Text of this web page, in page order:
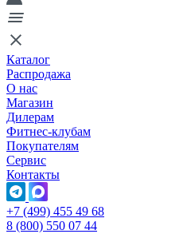
Каталог
Распродажа
О нас
Магазин
Дилерам
Фитнес-клубам
Покупателям
Сервис
Контакты
+7 (499) 455 49 68
8 (800) 550 07 44